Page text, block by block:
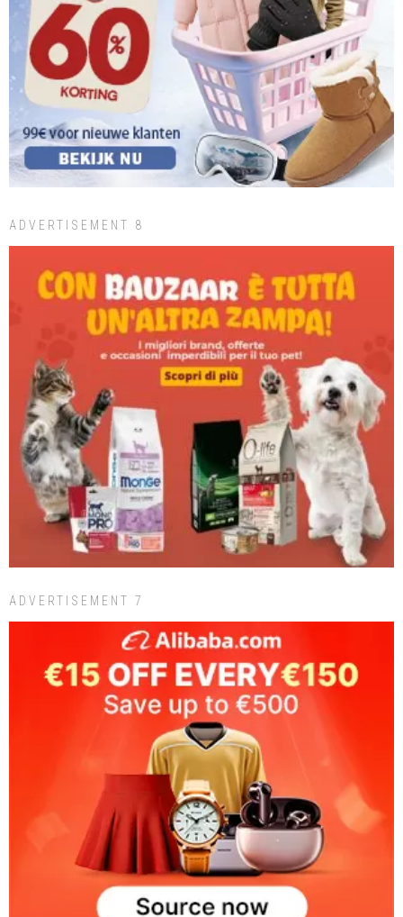
ADVERTISEMENT 8
ADVERTISEMENT 7